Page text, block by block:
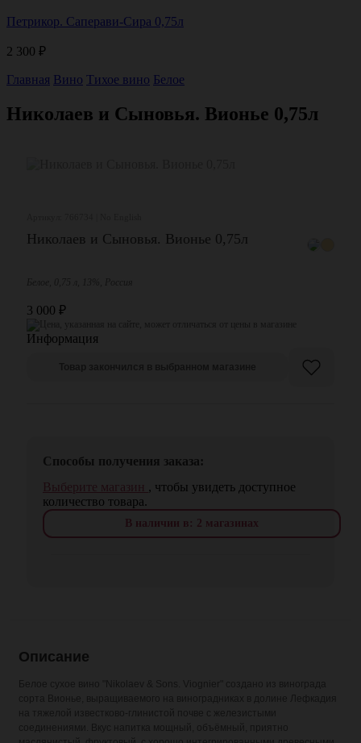
090 ₽.
Петрикор. Саперави-Сира 0,75л
2 300 ₽
Главная Вино Тихое вино Белое
Николаев и Сыновья. Вионье 0,75л
Николаев и Сыновья. Вионье 0,75л
3 000 ₽
Способы получения заказа:
Выберите магазин , чтобы увидеть доступное
количество товара.
В наличии в: 2 магазинах
Описание